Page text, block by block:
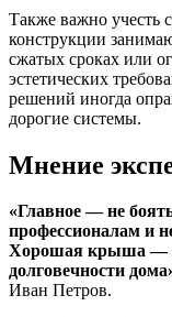
Также важно учесть
конструкции
сжатых сроках или
эстетических
решений иногда
дорогие системы.
Мнение
«Главное — не
профессионалам и
Хорошая крыша —
долговечности
Иван Петров.